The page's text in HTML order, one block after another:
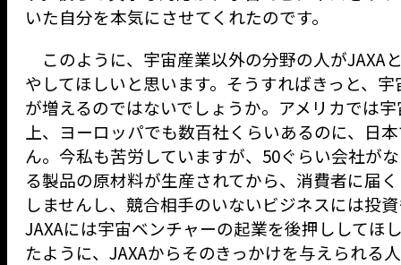
いた自分を本気にさせてくれたのです。
このように、宇宙産業以外の分野の人がJAXA
やしてほしいと思います。そうすればきっと、
が増えるのではないでしょうか。アメリカでは
上、ヨーロッパでも数百社くらいあるのに、日
ん。今私も苦労していますが、50ぐらい会社が
る製品の原材料が生産されてから、消費者に届
しませんし、競合相手のいないビジネスには投
JAXAには宇宙ベンチャーの起業を後押ししてほ
たように、JAXAからそのきっかけを与えられる